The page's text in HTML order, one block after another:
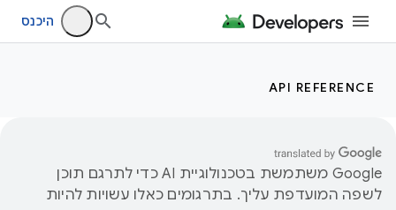
היכנס
API REFERENCE
‫Google משתמשת בטכנולוגיית AI כדי לתרגם תוכן
לשפה המועדפת עליך. בתרגומים כאלו עשויות להיות